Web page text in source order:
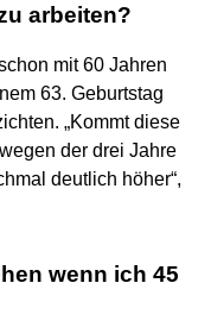
arbeiten?
mit 60 Jahren
63. Geburtstag
„Kommt diese
der drei Jahre
deutlich höher“,
wenn ich 45